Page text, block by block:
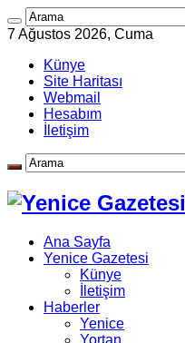
7 Ağustos 2026, Cuma
Künye
Site Haritası
Webmail
Hesabım
İletişim
Ana Sayfa
Yenice Gazetesi
Künye
İletişim
Haberler
Yenice
Yortan